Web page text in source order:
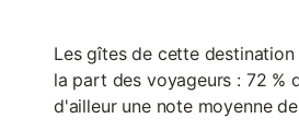
Les gîtes de cette
la part des voyageurs : 72 %
d'ailleur une note moyenne